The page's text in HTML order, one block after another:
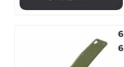
6
6